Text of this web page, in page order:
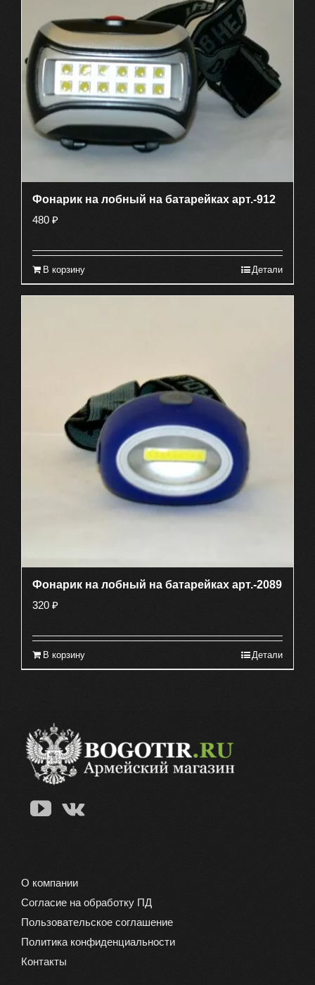
Фонарик на лобный на батарейках арт.-912
480 ₽
В корзину Детали
Фонарик на лобный на батарейках арт.-2089
320 ₽
В корзину Детали
О компании
Согласие на обработку ПД
Пользовательское соглашение
Политика конфиденциальности
Контакты